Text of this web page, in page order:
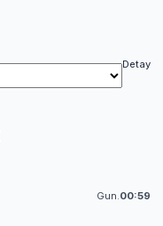
Detay
Gun. 00:59